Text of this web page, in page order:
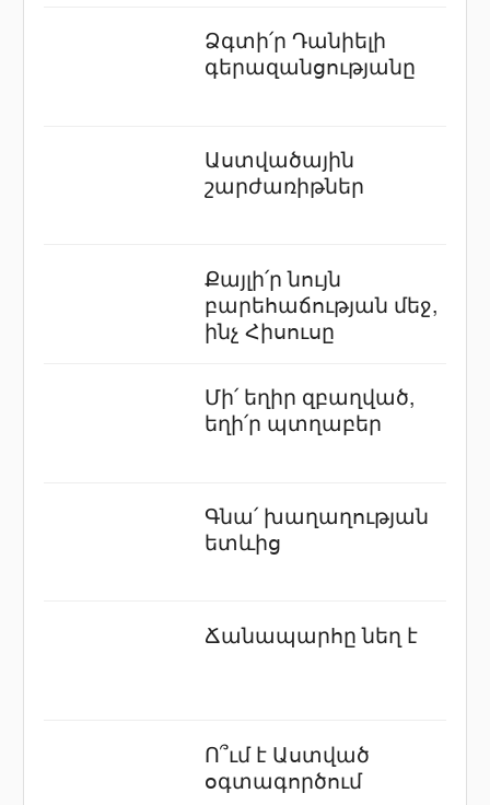
Ձգտի՛ր Դանիելի
գերազանցությանը
Աստվածային
շարժառիթներ
Քայլի՛ր նույն
բարեհաճության մեջ,
ինչ Հիսուսը
Մի՛ եղիր զբաղված,
եղի՛ր պտղաբեր
Գնա՛ խաղաղության
ետևից
Ճանապարհը նեղ է
Ո՞ւմ է Աստված
օգտագործում